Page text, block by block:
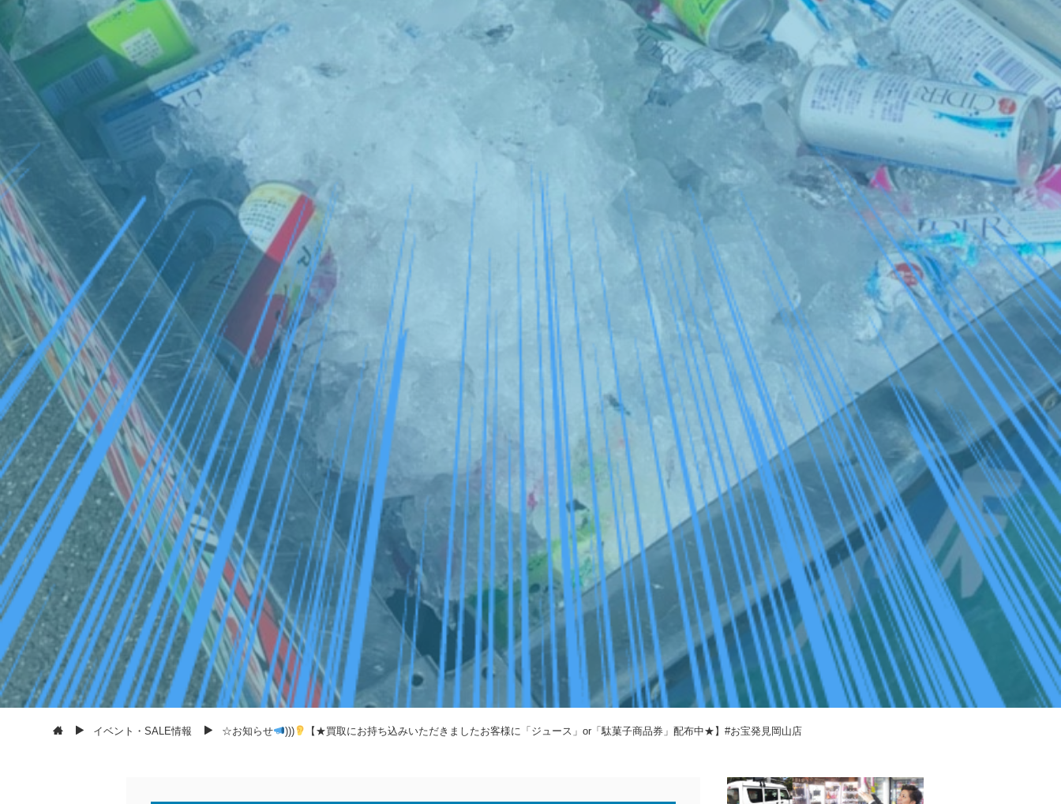
イベント・SALE情報 ☆お知らせ ))) 【★買取にお持ち込みいただきましたお客様に「ジュース」or「駄菓子商品券」配布中★】#お宝発見岡山店